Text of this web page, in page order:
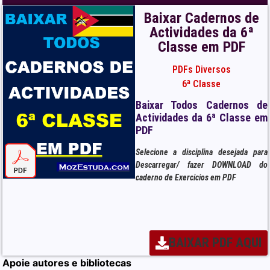
Baixar Cadernos de
Actividades da 6ª
Classe em PDF
PDFs Diversos
6ª Classe
Baixar Todos Cadernos de
Actividades da 6ª Classe em
PDF
Selecione a disciplina desejada para
Descarregar/ fazer DOWNLOAD do
caderno de Exercicios em PDF
BAIXAR PDF AQUI
Apoie autores e bibliotecas